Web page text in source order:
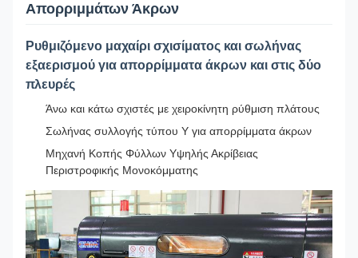
Απορριμμάτων Άκρων
Ρυθμιζόμενο μαχαίρι σχισίματος και σωλήνας
εξαερισμού για απορρίμματα άκρων και στις δύο
πλευρές
Άνω και κάτω σχιστές με χειροκίνητη ρύθμιση πλάτους
Σωλήνας συλλογής τύπου Υ για απορρίμματα άκρων
Μηχανή Κοπής Φύλλων Υψηλής Ακρίβειας
Περιστροφικής Μονοκόμματης